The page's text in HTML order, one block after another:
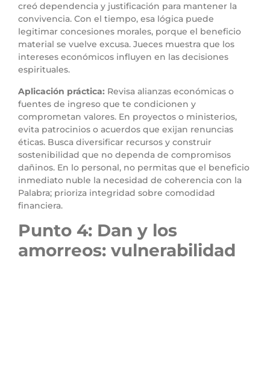
creó dependencia y justificación para mantener la
convivencia. Con el tiempo, esa lógica puede
legitimar concesiones morales, porque el beneficio
material se vuelve excusa. Jueces muestra que los
intereses económicos influyen en las decisiones
espirituales.
Aplicación práctica: Revisa alianzas económicas o
fuentes de ingreso que te condicionen y
comprometan valores. En proyectos o ministerios,
evita patrocinios o acuerdos que exijan renuncias
éticas. Busca diversificar recursos y construir
sostenibilidad que no dependa de compromisos
dañinos. En lo personal, no permitas que el beneficio
inmediato nuble la necesidad de coherencia con la
Palabra; prioriza integridad sobre comodidad
financiera.
Punto 4: Dan y los
amorreos: vulnerabilidad